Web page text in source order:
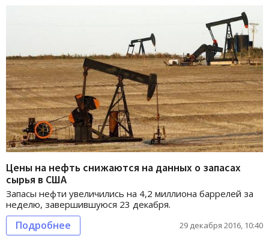
Цены на нефть снижаются на данных о запасах
сырья в США
Запасы нефти увеличились на 4,2 миллиона баррелей за
неделю, завершившуюся 23 декабря.
Подробнее 29 декабря 2016, 10:40